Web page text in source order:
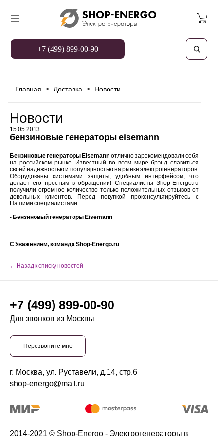
+7 (499) 899-00-90
Главная > Доставка > Новости
Новости
15.05.2013
бензиновые генераторы eisemann
Бензиновые генераторы Eisemann отлично зарекомендовали себя
на российском рынке. Известный во всем мире брэнд славиться
своей надежностью и популярностью на рынке электрогенераторов.
Оборудованы системами защиты, удобным интерфейсом, что
делает его простым в обращении! Специалисты Shop-Energo.ru
получили огромное количество только положительных отзывов от
довольных клиентов. Перед покупкой проконсультируйтесь с
Нашими специалистами.
- Бензиновый генераторы Eisemann
С Уважением, команда Shop-Energo.ru
← Назад к списку новостей
+7 (499) 899-00-90
Для звонков из Москвы
Перезвоните мне
г. Москва, ул. Руставели, д.14, стр.6
shop-energo@mail.ru
2014-2021 © Shop-Energo - Электрогенераторы в